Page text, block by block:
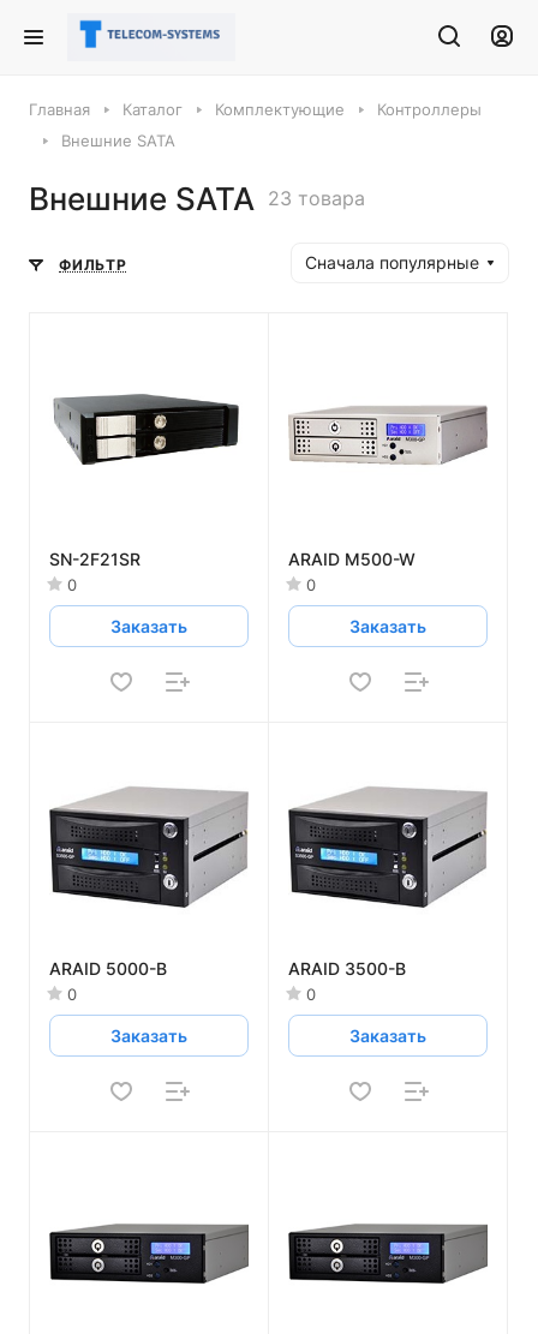
Главная Каталог Комплектующие
Контроллеры
Внешние SATA
Внешние SATA 23 товара
ФИЛЬТР Сначала популярные
SN-2F21SR
0
Заказать
ARAID M500-W
0
Заказать
ARAID 5000-B
0
Заказать
ARAID 3500-B
0
Заказать